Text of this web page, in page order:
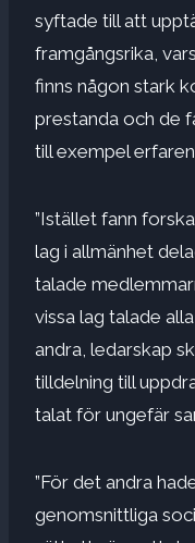
syftade till att
framgångsrika,
finns någon stark
prestanda och de
till exempel
”Istället fann
lag i allmänhet
talade
vissa lag talade
andra, ledarskap
tilldelning till
talat för ungefär
”För det andra
genomsnittliga